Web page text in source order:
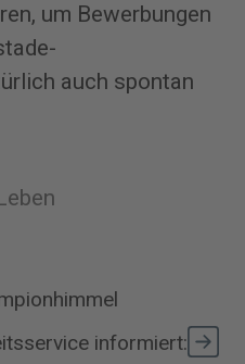
um Bewerbungen
auch spontan
informiert: